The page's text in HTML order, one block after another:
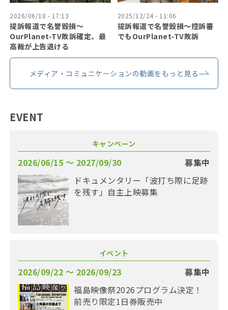
2026/06/18 - 17:13
提訴報道で名誉毀損〜
OurPlanet-TV敗訴確定、最
高裁が上告退ける
2025/12/24 - 11:06
提訴報道で名誉毀損〜控訴審
でもOurPlanet-TV敗訴
メディア・コミュニケーションの動画をもっと見る
EVENT
キャンペーン
2026/06/15 〜 2027/09/30
募集中
ドキュメンタリー「波打ち際に足跡
を残す」自主上映募集
イベント
2026/09/22 〜 2026/09/23
募集中
福島映像祭2026プログラム決定！
前売り限定1日券販売中